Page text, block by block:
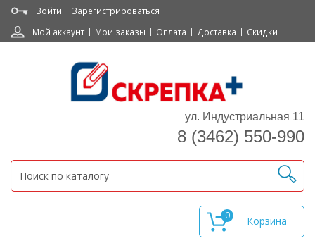
Войти
Зарегистрироваться
Мой аккаунт
Мои заказы Оплата Доставка Скидки
ул. Индустриальная 11
8 (3462) 550-990
0